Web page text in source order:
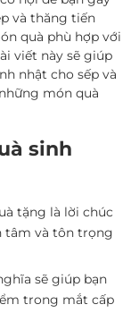
và thăng tiến
quà phù hợp với
viết này sẽ giúp
nhật cho sếp và
món quà
sinh
tặng là lời chúc
tâm và tôn trọng
sẽ giúp bạn
trong mắt cấp